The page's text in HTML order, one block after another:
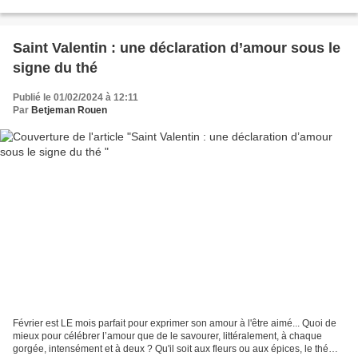
Saint Valentin : une déclaration d’amour sous le
signe du thé
Publié le 01/02/2024 à 12:11
Par Betjeman Rouen
Février est LE mois parfait pour exprimer son amour à l'être aimé... Quoi de
mieux pour célébrer l’amour que de le savourer, littéralement, à chaque
gorgée, intensément et à deux ? Qu'il soit aux fleurs ou aux épices, le thé